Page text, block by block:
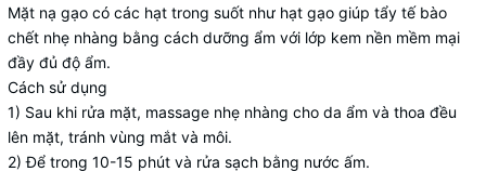
Mặt nạ gạo có các hạt trong suốt như hạt gạo giúp tẩy tế bào
chết nhẹ nhàng bằng cách dưỡng ẩm với lớp kem nền mềm mại
đầy đủ độ ẩm.
Cách sử dụng
1) Sau khi rửa mặt, massage nhẹ nhàng cho da ẩm và thoa đều
lên mặt, tránh vùng mắt và môi.
2) Để trong 10-15 phút và rửa sạch bằng nước ấm.